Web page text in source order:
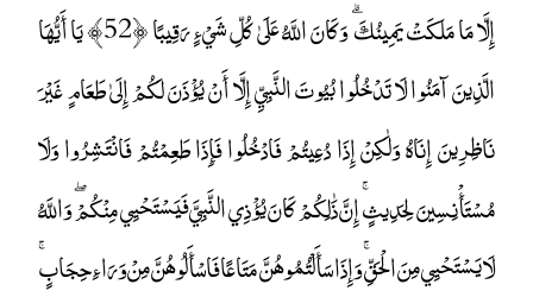
إِلَّا مَا مَلَكَتْ يَمِينُكَ ۗ وَكَانَ اللَّهُ عَلَىٰ كُلِّ شَيْءٍ رَقِيبًا ﴿52﴾ يَا أَيُّهَا
الَّذِينَ آمَنُوا لَا تَدْخُلُوا بُيُوتَ النَّبِيِّ إِلَّا أَنْ يُؤْذَنَ لَكُمْ إِلَىٰ طَعَامٍ غَيْرَ
نَاظِرِينَ إِنَاهُ وَلَٰكِنْ إِذَا دُعِيتُمْ فَادْخُلُوا فَإِذَا طَعِمْتُمْ فَانْتَشِرُوا وَلَا
مُسْتَأْنِسِينَ لِحَدِيثٍ ۚ إِنَّ ذَٰلِكُمْ كَانَ يُؤْذِي النَّبِيَّ فَيَسْتَحْيِي مِنْكُمْ ۖ وَاللَّهُ
لَا يَسْتَحْيِي مِنَ الْحَقِّ ۚ وَإِذَا سَأَلْتُمُوهُنَّ مَتَاعًا فَاسْأَلُوهُنَّ مِنْ وَرَاءِ حِجَابٍ ۚ